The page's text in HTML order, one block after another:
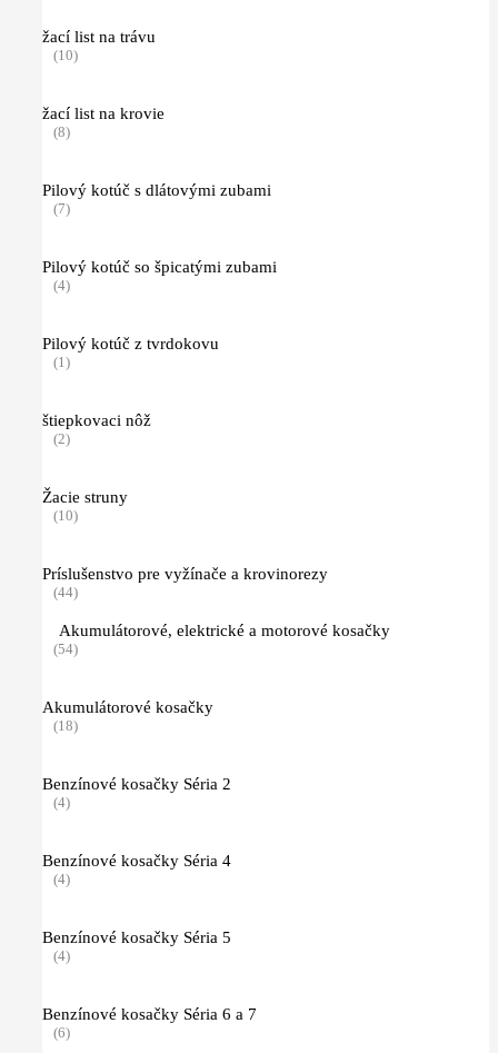
žací list na trávu
(10)
žací list na krovie
(8)
Pilový kotúč s dlátovými zubami
(7)
Pilový kotúč so špicatými zubami
(4)
Pilový kotúč z tvrdokovu
(1)
štiepkovaci nôž
(2)
Žacie struny
(10)
Príslušenstvo pre vyžínače a krovinorezy
(44)
Akumulátorové, elektrické a motorové kosačky
(54)
Akumulátorové kosačky
(18)
Benzínové kosačky Séria 2
(4)
Benzínové kosačky Séria 4
(4)
Benzínové kosačky Séria 5
(4)
Benzínové kosačky Séria 6 a 7
(6)